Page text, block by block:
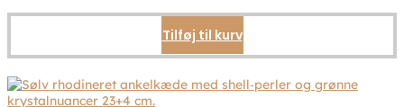
Tilføj til kurv